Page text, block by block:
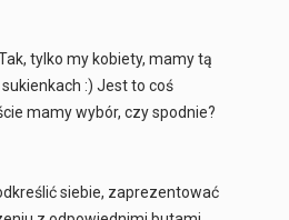
tylko my kobiety, mamy tą
:) Jest to coś
mamy wybór, czy spodnie?
siebie, zaprezentować